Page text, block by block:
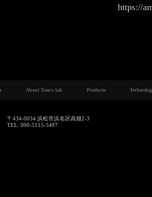
https://
About Tom's lab Products
〒434-0034 浜松市浜名区高畑2-3
TEL. 090-5115-5497